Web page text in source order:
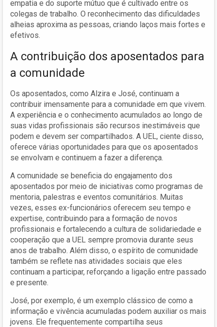
empatia e do suporte mútuo que é cultivado entre os
colegas de trabalho. O reconhecimento das dificuldades
alheias aproxima as pessoas, criando laços mais fortes e
efetivos.
A contribuição dos aposentados para
a comunidade
Os aposentados, como Alzira e José, continuam a
contribuir imensamente para a comunidade em que vivem.
A experiência e o conhecimento acumulados ao longo de
suas vidas profissionais são recursos inestimáveis que
podem e devem ser compartilhados. A UEL, ciente disso,
oferece várias oportunidades para que os aposentados
se envolvam e continuem a fazer a diferença.
A comunidade se beneficia do engajamento dos
aposentados por meio de iniciativas como programas de
mentoria, palestras e eventos comunitários. Muitas
vezes, esses ex-funcionários oferecem seu tempo e
expertise, contribuindo para a formação de novos
profissionais e fortalecendo a cultura de solidariedade e
cooperação que a UEL sempre promovia durante seus
anos de trabalho. Além disso, o espírito de comunidade
também se reflete nas atividades sociais que eles
continuam a participar, reforçando a ligação entre passado
e presente.
José, por exemplo, é um exemplo clássico de como a
informação e vivência acumuladas podem auxiliar os mais
jovens. Ele frequentemente compartilha seus